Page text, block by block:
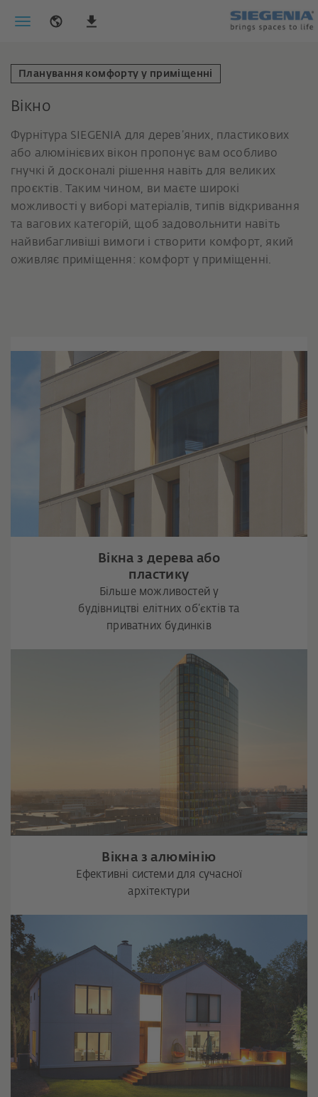
Планування комфорту у приміщенні
Вікно
Фурнітура SIEGENIA для дерев’яних, пластикових
або алюмінієвих вікон пропонує вам особливо
гнучкі й досконалі рішення навіть для великих
проєктів. Таким чином, ви маєте широкі
можливості у виборі матеріалів, типів відкривання
та вагових категорій, щоб задовольнити навіть
найвибагливіші вимоги і створити комфорт, який
оживляє приміщення: комфорт у приміщенні.
Вікна з дерева або
пластику
Більше можливостей у
будівництві елітних об’єктів та
приватних будинків
Вікна з алюмінію
Ефективні системи для сучасної
архітектури